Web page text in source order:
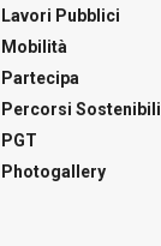
Lavori Pubblici
Mobilità
Partecipa
Percorsi Sostenibili
PGT
Photogallery